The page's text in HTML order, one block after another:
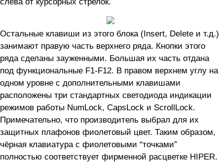
Остальные клавиши из этого блока (Insert, Delete и т.д.)
занимают правую часть верхнего ряда. Кнопки этого
ряда сделаны зауженными. Большая их часть отдана
под функциональные F1-F12. В правом верхнем углу на
одном уровне с дополнительными клавишами
расположены три стандартных светодиода индикации
режимов работы NumLock, CapsLock и ScrollLock.
Примечательно, что производитель выбрал для их
защитных плафонов фиолетовый цвет. Таким образом,
чёрная клавиатура с фиолетовыми “точками”
полностью соответствует фирменной расцветке HIPER.